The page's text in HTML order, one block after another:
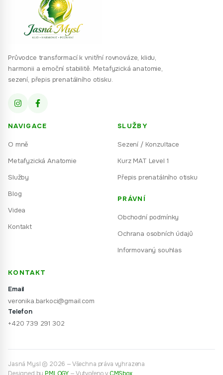
Průvodce transformací k vnitřní rovnováze, klidu,
harmonii a emoční stabilitě. Metafyzická anatomie,
sezení, přepis prenatálního otisku.
NAVIGACE
O mně
Metafyzická Anatomie
Služby
Blog
Videa
Kontakt
SLUŽBY
Sezení / Konzultace
Kurz MAT Level 1
Přepis prenatálního otisku
PRÁVNÍ
Obchodní podmínky
Ochrana osobních údajů
Informovaný souhlas
KONTAKT
Email
veronika.barkoci@gmail.com
Telefon
+420 739 291 302
Jasná Mysl © 2026 — Všechna práva vyhrazena